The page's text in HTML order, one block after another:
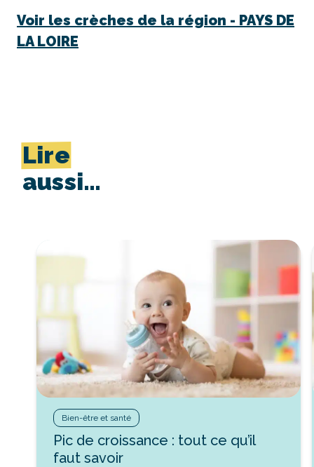
Voir les crèches de la région - PAYS DE
LA LOIRE
Lire
aussi…
Bien-être et santé
Pic de croissance : tout ce qu’il
faut savoir